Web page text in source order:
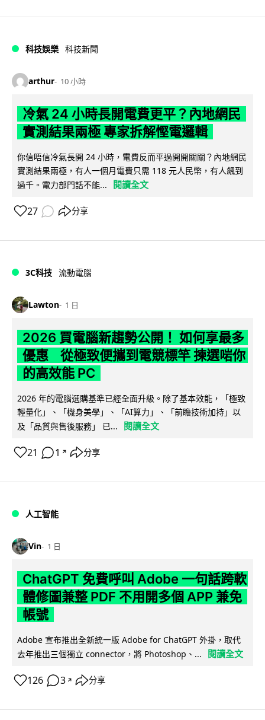
科技娛樂 科技新聞
arthur 10 小時
冷氣 24 小時長開電費更平？內地網民
實測結果兩極 專家拆解慳電邏輯
你信唔信冷氣長開 24 小時，電費反而平過開開關關？內地網民
實測結果兩極，有人一個月電費只需 118 元人民幣，有人飆到
過千。電力部門話不能...
閱讀全文
27 分享
3C科技 流動電腦
Lawton 1 日
2026 買電腦新趨勢公開！ 如何享最多
優惠 從極致便攜到電競標竿 揀選啱你
的高效能 PC
2026 年的電腦選購基準已經全面升級。除了基本效能，「極致
輕量化」、「機身美學」、「AI算力」、「前瞻技術加持」以
及「品質與售後服務」 已...
閱讀全文
21 1 ↗ 分享
人工智能
Vin 1 日
ChatGPT 免費呼叫 Adobe 一句話跨軟
體修圖兼整 PDF 不用開多個 APP 兼免
帳號
Adobe 宣布推出全新統一版 Adobe for ChatGPT 外掛，取代
去年推出三個獨立 connector，將 Photoshop、...
閱讀全文
126 3 ↗ 分享